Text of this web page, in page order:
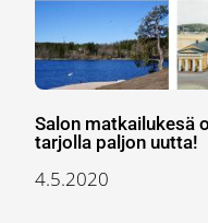
Salon matkailukesä
tarjolla paljon uutta!
4.5.2020